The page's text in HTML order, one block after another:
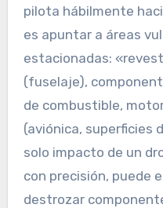
pilota hábilmente
es apuntar a áreas
estacionadas:
(fuselaje),
de combustible,
(aviónica, superficies
solo impacto de un
con precisión, puede
destrozar